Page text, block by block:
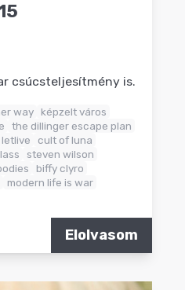
csúcsteljesítmény is.
way képzelt város
the dillinger escape plan
letlive
cult of luna
steven wilson
biffy clyro
modern life is war
Elolvasom